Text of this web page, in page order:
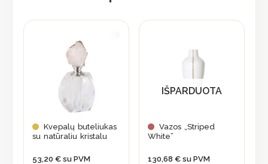
Kvepalų buteliukas
su natūraliu kristalu
53,20 € su PVM
IŠPARDUOTA
Vazos „Striped
White”
130,68 € su PVM